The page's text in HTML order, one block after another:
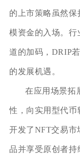
的上市策略虽然
模资金的入场。行
道的加码，DRIP
的发展机遇。
在应用场景拓
性，向实用型代
开发了NFT交易市
品并享受原创者持